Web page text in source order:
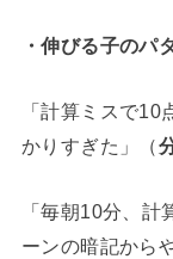
・伸びる子のパ
「計算ミスで
かりすぎた」（
「毎朝10分、
ーンの暗記から